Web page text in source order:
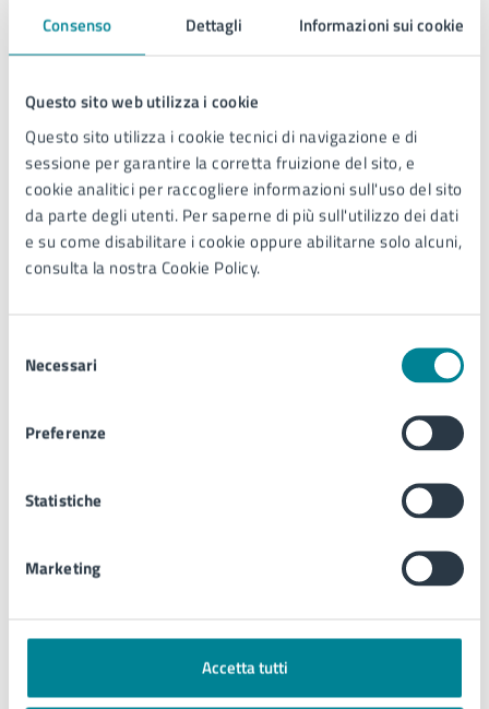
Consenso Dettagli Informazioni sui cookie
Questo sito web utilizza i cookie
Questo sito utilizza i cookie tecnici di navigazione e di
sessione per garantire la corretta fruizione del sito, e
cookie analitici per raccogliere informazioni sull'uso del sito
da parte degli utenti. Per saperne di più sull'utilizzo dei dati
e su come disabilitare i cookie oppure abilitarne solo alcuni,
consulta la nostra Cookie Policy.
delNecessari
Preferenze
Statistiche
Marketing
Accetta tutti
SEND rende concreta la Piattaforma Notifiche Digitali
specifico programma del Piano Nazionale di Ripresa e
Resilienza (Misura 1.4.5 all’interno della componente
M1.C1 - Digitalizzazione, innovazione e sicurezza PA),
gestite dal Dipartimento per la trasformazione digitale
della Presidenza del Consiglio dei Ministri, per il quale il
Comune di Jesolo ha ottenuto uno stanziamento pari a
20.000 euro quale supporto per l’integrazione dell’ente
Per maggiori informazioni su SEND: notifichedigitali.it
Galleria immagini